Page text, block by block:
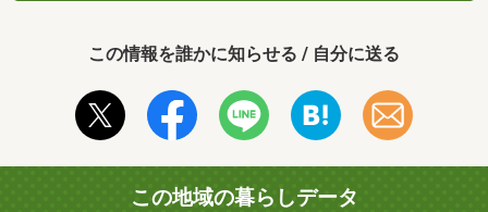
この情報を誰かに知らせる / 自分に送る
この地域の暮らしデータ